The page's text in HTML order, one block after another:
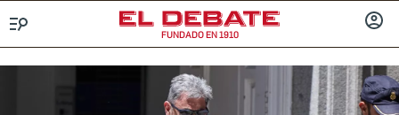
FUNDADO EN 1910